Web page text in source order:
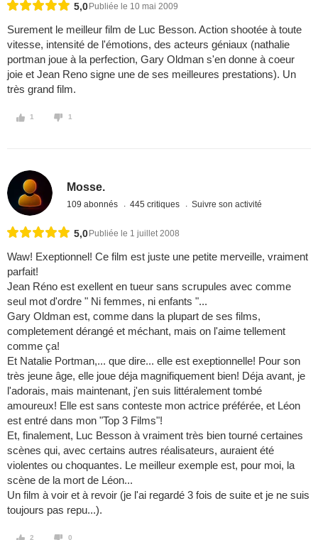
5,0 Publiée le 10 mai 2009
Surement le meilleur film de Luc Besson. Action shootée à toute
vitesse, intensité de l'émotions, des acteurs géniaux (nathalie
portman joue à la perfection, Gary Oldman s'en donne à coeur
joie et Jean Reno signe une de ses meilleures prestations). Un
très grand film.
1 1
Mosse.
109 abonnés 445 critiques Suivre son activité
5,0 Publiée le 1 juillet 2008
Waw! Exeptionnel! Ce film est juste une petite merveille, vraiment
parfait!
Jean Réno est exellent en tueur sans scrupules avec comme
seul mot d'ordre " Ni femmes, ni enfants "...
Gary Oldman est, comme dans la plupart de ses films,
completement dérangé et méchant, mais on l'aime tellement
comme ça!
Et Natalie Portman,... que dire... elle est exeptionnelle! Pour son
très jeune âge, elle joue déja magnifiquement bien! Déja avant, je
l'adorais, mais maintenant, j'en suis littéralement tombé
amoureux! Elle est sans conteste mon actrice préférée, et Léon
est entré dans mon "Top 3 Films"!
Et, finalement, Luc Besson à vraiment très bien tourné certaines
scènes qui, avec certains autres réalisateurs, auraient été
violentes ou choquantes. Le meilleur exemple est, pour moi, la
scène de la mort de Léon...
Un film à voir et à revoir (je l'ai regardé 3 fois de suite et je ne suis
toujours pas repu...).
2 0